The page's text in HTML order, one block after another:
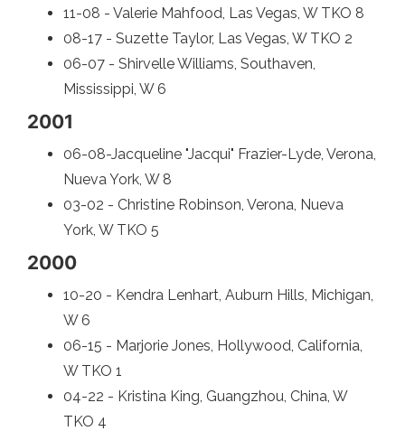
11-08 - Valerie Mahfood, Las Vegas, W TKO 8
08-17 - Suzette Taylor, Las Vegas, W TKO 2
06-07 - Shirvelle Williams, Southaven,
Mississippi, W 6
2001
06-08-Jacqueline "Jacqui" Frazier-Lyde, Verona,
Nueva York, W 8
03-02 - Christine Robinson, Verona, Nueva
York, W TKO 5
2000
10-20 - Kendra Lenhart, Auburn Hills, Michigan,
W 6
06-15 - Marjorie Jones, Hollywood, California,
W TKO 1
04-22 - Kristina King, Guangzhou, China, W
TKO 4